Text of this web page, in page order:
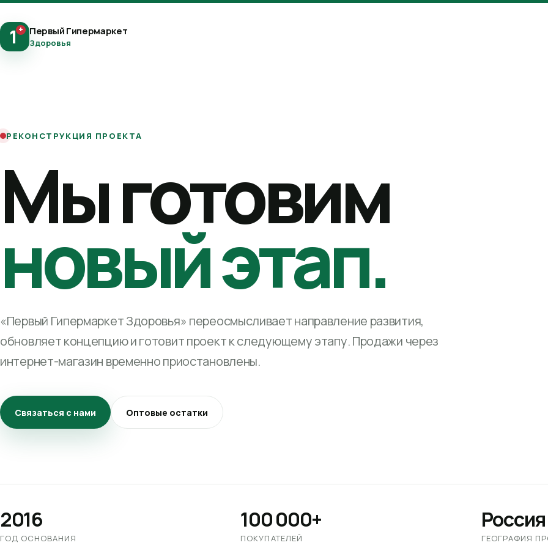
1+ Первый Гипермаркет
Здоровья
РЕКОНСТРУКЦИЯ ПРОЕКТА
Мы готовим
новый этап.
«Первый Гипермаркет Здоровья» переосмысливает направление развития,
обновляет концепцию и готовит проект к следующему этапу. Продажи через
интернет-магазин временно приостановлены.
Связаться с нами Оптовые остатки
2016
ГОД ОСНОВАНИЯ
100 000+
ПОКУПАТЕЛЕЙ
Россия
ГЕОГРАФИЯ